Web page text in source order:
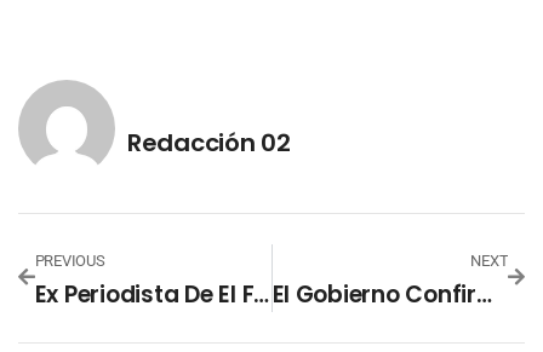
Redacción 02
PREVIOUS
Ex Periodista De El Faro Desmiente Que Hay Toque De Las Pandillas En General
NEXT
El Gobierno Confirma La Primera Víctima Del COVID-19 En El País